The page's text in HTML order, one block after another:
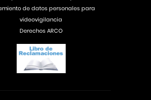
de datos personales para
videovigilancia
Derechos ARCO